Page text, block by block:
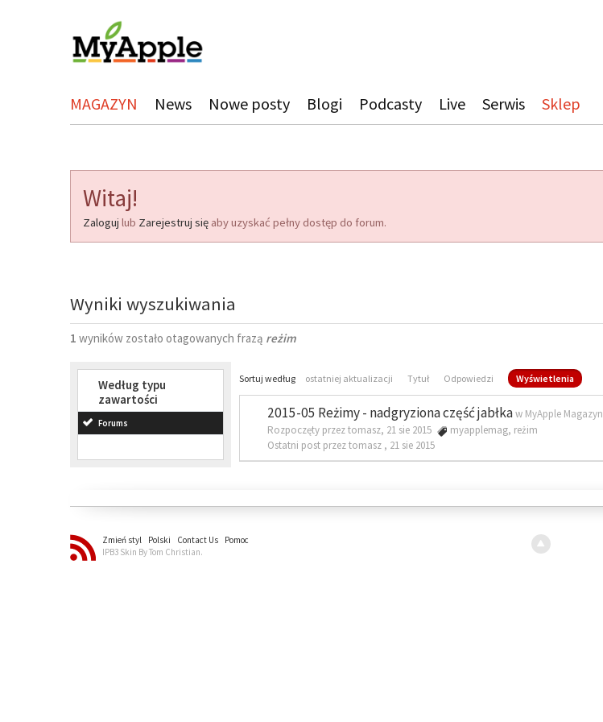
MAGAZYN News Nowe posty Blogi Podcasty Live Serwis Sklep
Witaj!
Zaloguj lub Zarejestruj się aby uzyskać pełny dostęp do forum.
Wyniki wyszukiwania
1 wyników zostało otagowanych frazą reżim
Według typu
zawartości
Forums
Sortuj według ostatniej aktualizacji Tytuł Odpowiedzi Wyświetlenia
2015-05 Reżimy - nadgryziona część jabłkaw MyApple Magazyn
Rozpoczęty przez tomasz, 21 sie 2015
myapplemag, reżim
Ostatni post przez tomasz , 21 sie 2015
Zmień styl Polski Contact Us
Pomoc
IPB3 Skin By Tom Christian.